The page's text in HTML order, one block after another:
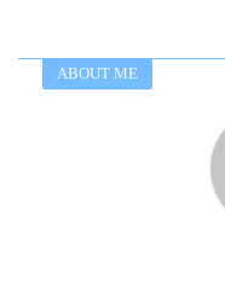
ABOUT ME